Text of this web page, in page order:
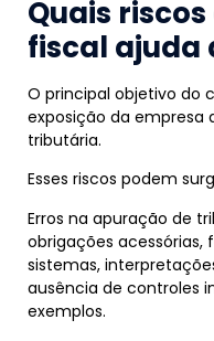
Quais
fiscal ajuda
O principal objetivo do
exposição da empresa
tributária.
Esses riscos podem
Erros na apuração de
obrigações acessórias,
sistemas,
ausência de controles
exemplos.